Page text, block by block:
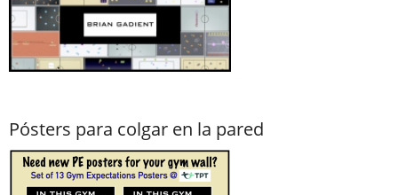
Pósters para colgar en la pared